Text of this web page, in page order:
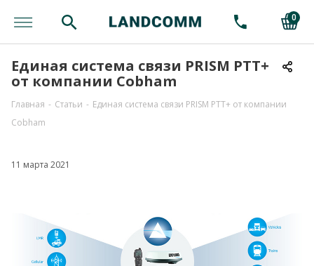
0
Единая система связи PRISM PTT+
от компании Cobham
Главная - Статьи - Единая система связи PRISM PTT+ от компании
Cobham
11 марта 2021